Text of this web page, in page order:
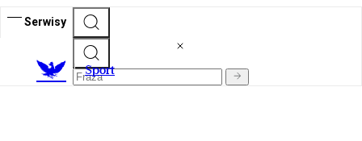
Serwisy
Sport